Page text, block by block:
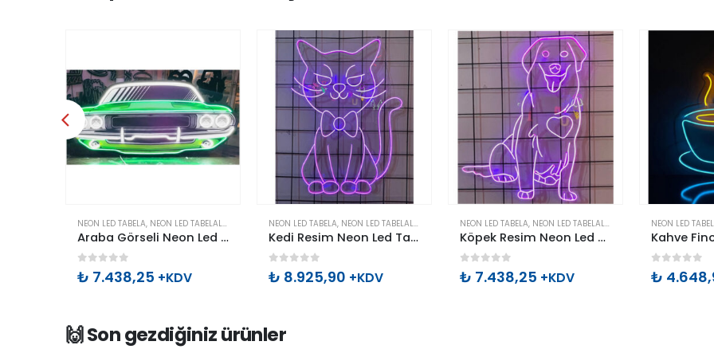
NEON LED TABELA, NEON LED TABELALAR
Araba Görseli Neon Led Tabela
out of 5
₺ 7.438,25 +KDV
Bu ürünün birden fazla varyasyonu var. Seçenekler ürün sayfasından seçilebilir
NEON LED TABELA, NEON LED TABELALAR
Kedi Resim Neon Led Tabela
out of 5
₺ 8.925,90 +KDV
Bu ürünün birden fazla varyasyonu var. Seçenekler ürün sayfasından seçilebilir
NEON LED TABELA, NEON LED TABELALAR
Köpek Resim Neon Led Tabela
out of 5
₺ 7.438,25 +KDV
Bu ürünün birden fazla varyasyonu var. Seçenekler ürün sayfasından seçilebilir
NEON LED
out of
₺
🙌 Son gezdiğiniz ürünler